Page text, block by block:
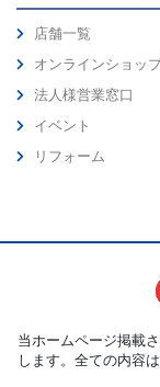
店舗一覧
オンラインショッ
法人様営業窓口
イベント
リフォーム
当ホームページ掲載
します。全ての内容